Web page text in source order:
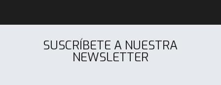
SUSCRÍBETE A NUESTRA
NEWSLETTER